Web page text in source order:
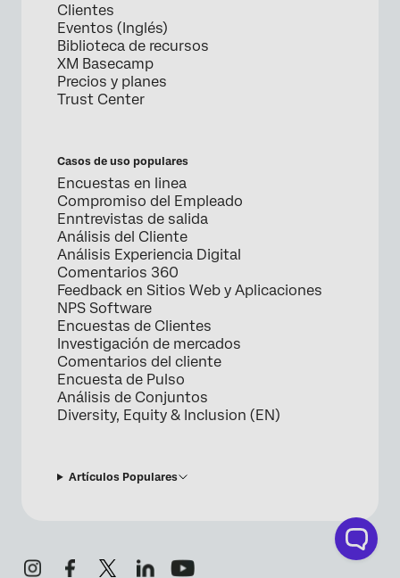
Clientes
Eventos (Inglés)
Biblioteca de recursos
XM Basecamp
Precios y planes
Trust Center
Casos de uso populares
Encuestas en linea
Compromiso del Empleado
Enntrevistas de salida
Análisis del Cliente
Análisis Experiencia Digital
Comentarios 360
Feedback en Sitios Web y Aplicaciones
NPS Software
Encuestas de Clientes
Investigación de mercados
Comentarios del cliente
Encuesta de Pulso
Análisis de Conjuntos
Diversity, Equity & Inclusion (EN)
Artículos Populares